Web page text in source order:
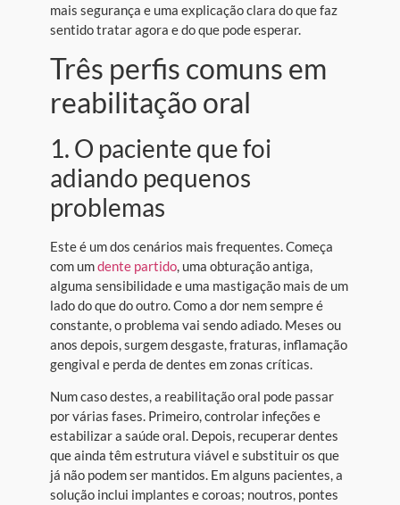
mais segurança e uma explicação clara do que faz
sentido tratar agora e do que pode esperar.
Três perfis comuns em
reabilitação oral
1. O paciente que foi
adiando pequenos
problemas
Este é um dos cenários mais frequentes. Começa
com umdente partido, uma obturação antiga,
alguma sensibilidade e uma mastigação mais de um
lado do que do outro. Como a dor nem sempre é
constante, o problema vai sendo adiado. Meses ou
anos depois, surgem desgaste, fraturas, inflamação
gengival e perda de dentes em zonas críticas.
Num caso destes, a reabilitação oral pode passar
por várias fases. Primeiro, controlar infeções e
estabilizar a saúde oral. Depois, recuperar dentes
que ainda têm estrutura viável e substituir os que
já não podem ser mantidos. Em alguns pacientes, a
solução inclui implantes e coroas; noutros, pontes